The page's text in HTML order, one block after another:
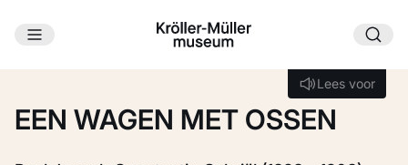
Ga naar hoofdinhoud
Lees voor
Lees voor
EEN WAGEN MET OSSEN